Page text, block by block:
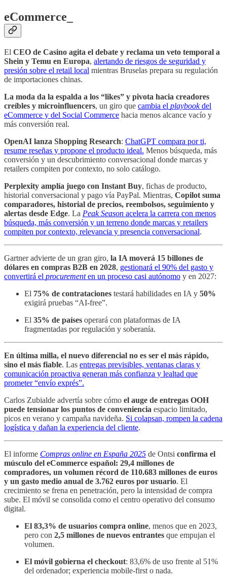
eCommerce_
El CEO de Casino agita el debate y reclama un veto temporal a
Shein y Temu en Europa, alertando de riesgos de seguridad y
presión sobre el retail local mientras Bruselas prepara su regulación
de importaciones chinas.
La moda da la espalda a los “likes” y pivota hacia creadores
creíbles y microinfluencers, un giro que cambia el playbookdel
eCommerce y del Social Commerce hacia menos alcance vacío y
más conversión real.
OpenAI lanza Shopping Research: ChatGPT compara por ti,
resume reseñas y propone el producto ideal. Menos búsqueda, más
conversión y un descubrimiento conversacional donde marcas y
retailers compiten por contexto, no solo catálogo.
Perplexity amplía juego con Instant Buy, fichas de producto,
historial conversacional y pago vía PayPal. Mientras, Copilot suma
comparadores, historial de precios, reembolsos, seguimiento y
alertas desde Edge. La Peak Season acelera la carrera con menos
búsqueda, más conversión y un terreno donde marcas y retailers
compiten por contexto, relevancia y presencia conversacional.
Gartner advierte de un gran giro, la IA moverá 15 billones de
dólares en compras B2B en 2028, gestionará el 90% del gasto y
convertirá el procurementen un proceso casi autónomo y en 2027:
El 75% de contrataciones testará habilidades en IA y 50%
exigirá pruebas “AI-free”.
El 35% de países operará con plataformas de IA
fragmentadas por regulación y soberanía.
En última milla, el nuevo diferencial no es ser el más rápido,
sino el más fiable. Las entregas previsibles, ventanas claras y
comunicación proactiva generan más confianza y lealtad que
prometer “envío exprés”.
Carlos Zubialde advertía sobre cómo el auge de entregas OOH
puede tensionar los puntos de conveniencia espacio limitado,
picos en verano y campaña navideña. Si colapsan, rompen la cadena
logística y dañan la experiencia del cliente.
El informe Compras online en España 2025 de Ontsi confirma el
músculo del eCommerce español: 29,4 millones de
compradores, un volumen récord de 110.683 millones de euros
y un gasto medio anual de 3.762 euros por usuario. El
crecimiento se frena en penetración, pero la intensidad de compra
sube. El móvil se consolida como el centro operativo del consumo
digital.
El 83,3% de usuarios compra online, menos que en 2023,
pero con 2,5 millones de nuevos entrantes que empujan el
volumen.
El móvil gobierna el checkout: 83,6% de uso frente al 51%
del ordenador; experiencia mobile-first o nada.